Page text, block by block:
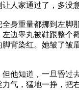
让人家通过了，多没
身重量都挪到左脚
左边睾丸被鞋跟整个
背染红。她皱了皱
但他知道，一旦昏过
气，猛地一挣，把